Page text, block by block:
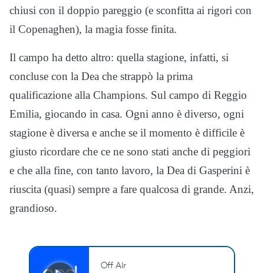
chiusi con il doppio pareggio (e sconfitta ai rigori con
il Copenaghen), la magia fosse finita.
Il campo ha detto altro: quella stagione, infatti, si
concluse con la Dea che strappò la prima
qualificazione alla Champions. Sul campo di Reggio
Emilia, giocando in casa. Ogni anno è diverso, ogni
stagione è diversa e anche se il momento è difficile è
giusto ricordare che ce ne sono stati anche di peggiori
e che alla fine, con tanto lavoro, la Dea di Gasperini è
riuscita (quasi) sempre a fare qualcosa di grande. Anzi,
grandioso.